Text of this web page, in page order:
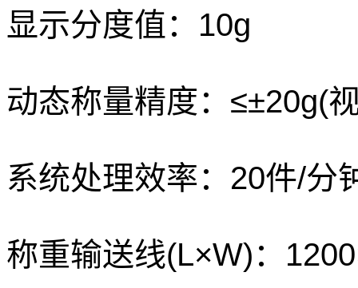
显示分度值： 10g
动态称量精度： ≤±20g(
系统处理效率： 20件/分
称重输送线(L×W)： 1200